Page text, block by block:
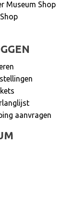
Museum Shop
aanvragen